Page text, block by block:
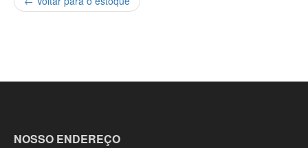
NOSSO ENDEREÇO